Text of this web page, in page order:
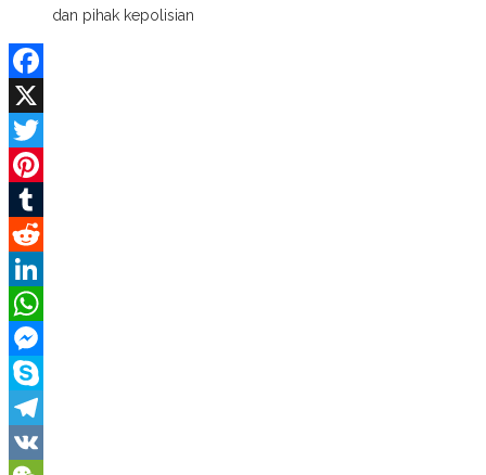
dan pihak kepolisian
Facebook
X
Twitter
Pinterest
Tumblr
Reddit
LinkedIn
WhatsApp
Messenger
Skype
Telegram